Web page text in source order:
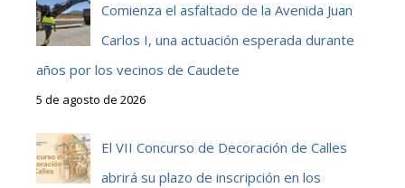
Comienza el asfaltado de la Avenida Juan
Carlos I, una actuación esperada durante
años por los vecinos de Caudete
5 de agosto de 2026
El VII Concurso de Decoración de Calles
abrirá su plazo de inscripción en los